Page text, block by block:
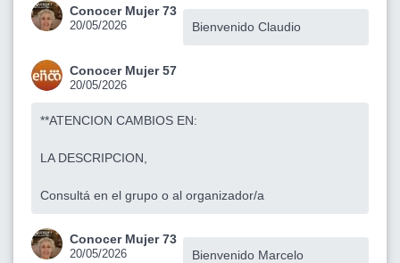
Conocer Mujer 73
20/05/2026 Bienvenido Claudio
Conocer Mujer 57
20/05/2026
**ATENCION CAMBIOS EN:
LA DESCRIPCION,
Consultá en el grupo o al organizador/a
Conocer Mujer 73
20/05/2026 Bienvenido Marcelo